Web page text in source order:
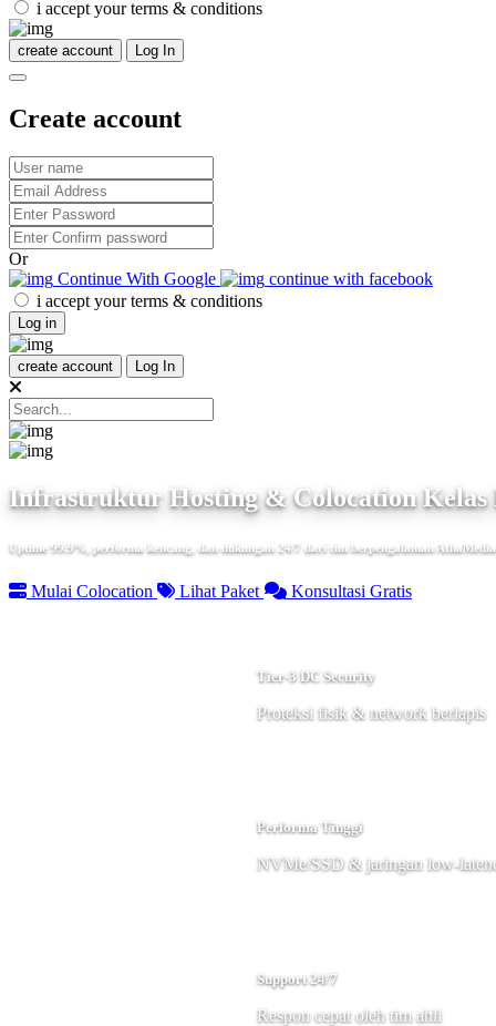
i accept your terms & conditions
create account Log In
Create account
Or
Continue With Google
continue with facebook
i accept your terms & conditions
Log in
create account Log In
Infrastruktur Hosting & Colocation Kelas
Uptime 99.9%, performa kencang, dan dukungan 24/7 dari tim berpengalaman
Mulai Colocation Lihat Paket Konsultasi Gratis
Tier-3 DC Security
Proteksi fisik & network berlapis
Performa Tinggi
NVMe/SSD & jaringan low-
Support 24/7
Respon cepat oleh tim ahli